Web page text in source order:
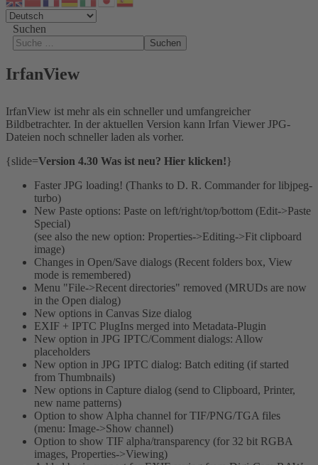
Suchen
Suchen
IrfanView
IrfanView ist mehr als ein schneller und umfangreicher
Bildbetrachter. In der aktuellen Version kann Irfan Viewer JPG-
Dateien noch schneller laden als vorher.
{slide=Version 4.30 Was ist neu? Hier klicken!}
Faster JPG loading! (Thanks to D. R. Commander for libjpeg-
turbo)
New Paste options: Paste on left/right/top/bottom (Edit->Paste
Special)
(see also the new option: Properties->Editing->Fit clipboard
image)
Changes in Open/Save dialogs (Recent folders box, View
mode is remembered)
Menu "File->Recent directories" removed (MRUDs are now
in the Open dialog)
New options in Canvas Size dialog
EXIF + IPTC PlugIns merged into Metadata-Plugin
New option in JPG IPTC/Comment dialogs: Allow
placeholders
New option in JPG IPTC dialog: Batch editing (if started
from Thumbnails)
New options in Capture dialog (send to Clipboard, Printer,
new name patterns)
Option to show Alpha channel for TIF/PNG/TGA files
(menu: Image->Show channel)
Option to show TIF alpha/transparency (for 32 bit RGBA
images, Properties->Viewing)